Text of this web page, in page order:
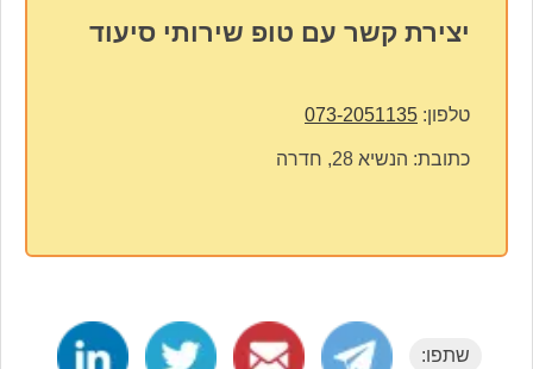
יצירת קשר עם טופ שירותי סיעוד
טלפון: 073-2051135
כתובת: הנשיא 28, חדרה
שתפו: